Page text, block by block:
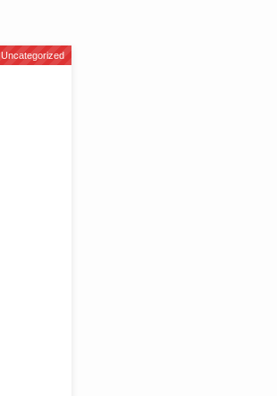
Uncategorized